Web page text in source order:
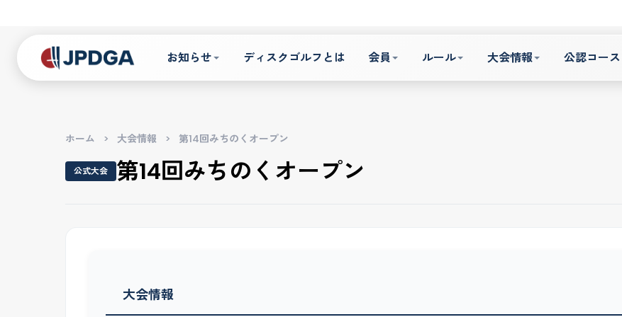
お知らせ ディスクゴルフとは 会員 ルール 大会情報 公認コース
ホーム > 大会情報 > 第14回みちのくオープン
公式大会 第14回みちのくオープン
大会情報